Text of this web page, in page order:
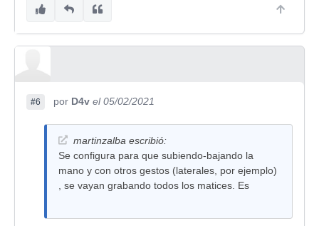
#6 por D4v el 05/02/2021
martinzalba escribió:
Se configura para que subiendo-bajando la
mano y con otros gestos (laterales, por ejemplo)
, se vayan grabando todos los matices. Es